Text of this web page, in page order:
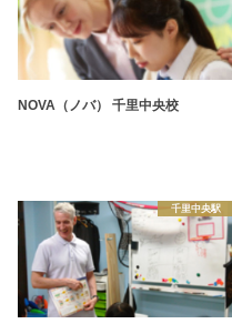
NOVA（ノバ） 千里中央校
千里中央駅